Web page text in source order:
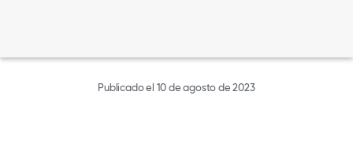
Publicado el 10 de agosto de 2023